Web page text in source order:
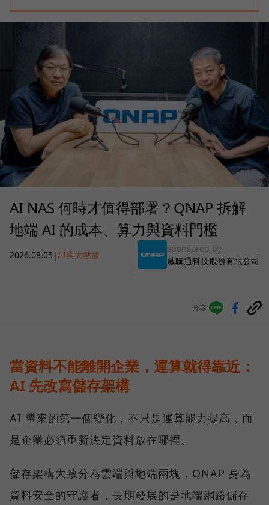
AI NAS 何時才值得部署？QNAP 拆解
地端 AI 的成本、算力與資料門檻
2026.08.05 |AI與大數據
sponsored by
威聯通科技股份有限公司
分享
當資料不能離開企業，運算就得靠近：
AI 先改寫儲存架構
AI 帶來的第一個變化，不只是運算能力提高，而
是企業必須重新決定資料放在哪裡。
儲存架構大致分為雲端與地端兩塊，QNAP 身為
資料安全的守護者，長期發展的是地端網路儲存